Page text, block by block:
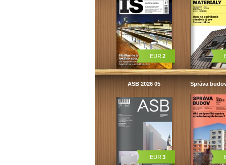
EUR 2
ASB 2026 05
EUR 3
Správa